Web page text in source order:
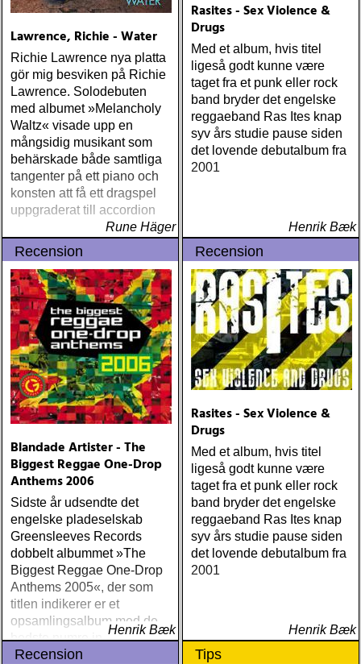
Lawrence, Richie - Water
Richie Lawrence nya platta
gör mig besviken på Richie
Lawrence. Solodebuten
med albumet »Melancholy
Waltz« visade upp en
mångsidig musikant som
behärskade både samtliga
tangenter på ett piano och
konsten att få ett dragspel
uppgraderat till accordion
Rune Häger
Rasites - Sex Violence &
Drugs
Med et album, hvis titel
ligeså godt kunne være
taget fra et punk eller rock
band bryder det engelske
reggaeband Ras Ites knap
syv års studie pause siden
det lovende debutalbum fra
2001
Henrik Bæk
Recension
Blandade Artister - The
Biggest Reggae One-Drop
Anthems 2006
Sidste år udsendte det
engelske pladeselskab
Greensleeves Records
dobbelt albummet »The
Biggest Reggae One-Drop
Anthems 2005«, der som
titlen indikerer er et
opsamlingsalbum med de
bedste numre indenfor den
populære reggaestil kaldet
Henrik Bæk
Recension
Rasites - Sex Violence &
Drugs
Med et album, hvis titel
ligeså godt kunne være
taget fra et punk eller rock
band bryder det engelske
reggaeband Ras Ites knap
syv års studie pause siden
det lovende debutalbum fra
2001
Henrik Bæk
Recension Tips